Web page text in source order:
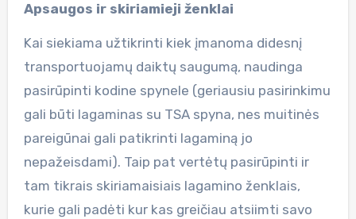
Apsaugos ir skiriamieji ženklai
Kai siekiama užtikrinti kiek įmanoma didesnį
transportuojamų daiktų saugumą, naudinga
pasirūpinti kodine spynele (geriausiu pasirinkimu
gali būti lagaminas su TSA spyna, nes muitinės
pareigūnai gali patikrinti lagaminą jo
nepažeisdami). Taip pat vertėtų pasirūpinti ir
tam tikrais skiriamaisiais lagamino ženklais,
kurie gali padėti kur kas greičiau atsiimti savo